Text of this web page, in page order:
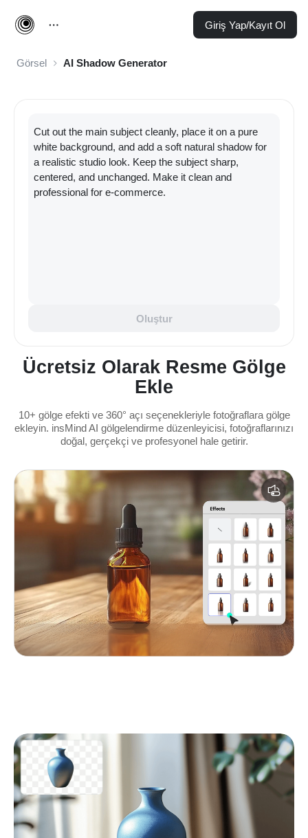
Giriş Yap/Kayıt Ol
Görsel AI Shadow Generator
Ücretsiz Olarak Resme Gölge
Ekle
10+ gölge efekti ve 360° açı seçenekleriyle fotoğraflara gölge
ekleyin. insMind AI gölgelendirme düzenleyicisi, fotoğraflarınızı
doğal, gerçekçi ve profesyonel hale getirir.
Oluştur